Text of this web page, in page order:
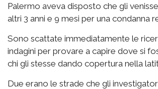
Palermo aveva disposto che gli
altri 3 anni e 9 mesi per una condanna
Sono scattate immediatamente le
indagini per provare a capire dove si
chi gli stesse dando copertura nella
Due erano le strade che gli